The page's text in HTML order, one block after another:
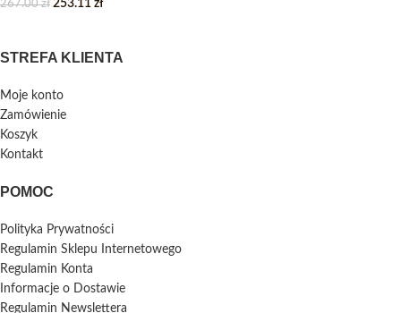
267.00zł 253.11 zł
STREFA KLIENTA
Moje konto
Zamówienie
Koszyk
Kontakt
POMOC
Polityka Prywatności
Regulamin Sklepu Internetowego
Regulamin Konta
Informacje o Dostawie
Regulamin Newslettera